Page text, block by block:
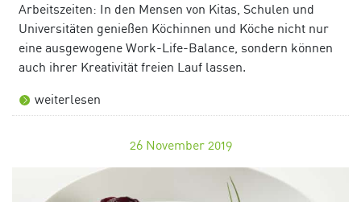
Arbeitszeiten: In den Mensen von Kitas, Schulen und
Universitäten genießen Köchinnen und Köche nicht nur
eine ausgewogene Work-Life-Balance, sondern können
auch ihrer Kreativität freien Lauf lassen.
weiterlesen
26 November 2019